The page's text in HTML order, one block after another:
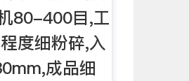
80-400目,工
度细粉碎,入
成品细